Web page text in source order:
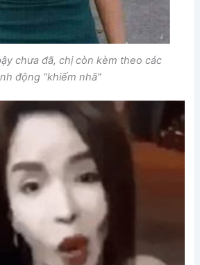
chưa đã, chị còn kèm theo các
động “khiếm nhã”